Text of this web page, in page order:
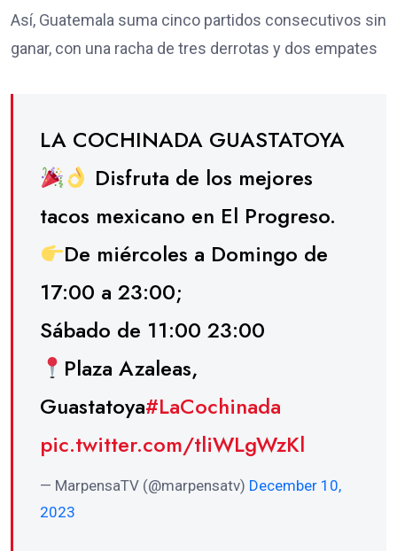
Así, Guatemala suma cinco partidos consecutivos sin
ganar, con una racha de tres derrotas y dos empates
LA COCHINADA GUASTATOYA
Disfruta de los mejores
tacos mexicano en El Progreso.
De miércoles a Domingo de
17:00 a 23:00;
Sábado de 11:00 23:00
Plaza Azaleas,
Guastatoya#LaCochinada
pic.twitter.com/tliWLgWzKl
— MarpensaTV (@marpensatv) December 10,
2023